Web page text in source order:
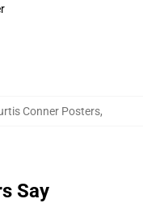
Conner Posters,
Say